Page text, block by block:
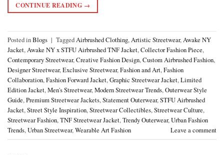
CONTINUE READING →
Posted inBlogs | TaggedAirbrushed Clothing,Artistic Streetwear,Awake NY
Jacket,Awake NY x STFU Airbrushed TNF Jacket,Collector Fashion Piece,
Contemporary Streetwear,Creative Fashion Design,Custom Airbrushed Fashion,
Designer Streetwear,Exclusive Streetwear,Fashion and Art,Fashion
Collaboration,Fashion Forward Jacket,Graphic Streetwear Jacket,Limited
Edition Jacket,Men's Streetwear,Modern Streetwear Trends,Outerwear Style
Guide,Premium Streetwear Jackets,Statement Outerwear,STFU Airbrushed
Jacket,Street Style Inspiration,Streetwear Collectibles,Streetwear Culture,
Streetwear Fashion,TNF Streetwear Jacket,Trendy Outerwear,Urban Fashion
Trends,Urban Streetwear,Wearable Art Fashion Leave a comment